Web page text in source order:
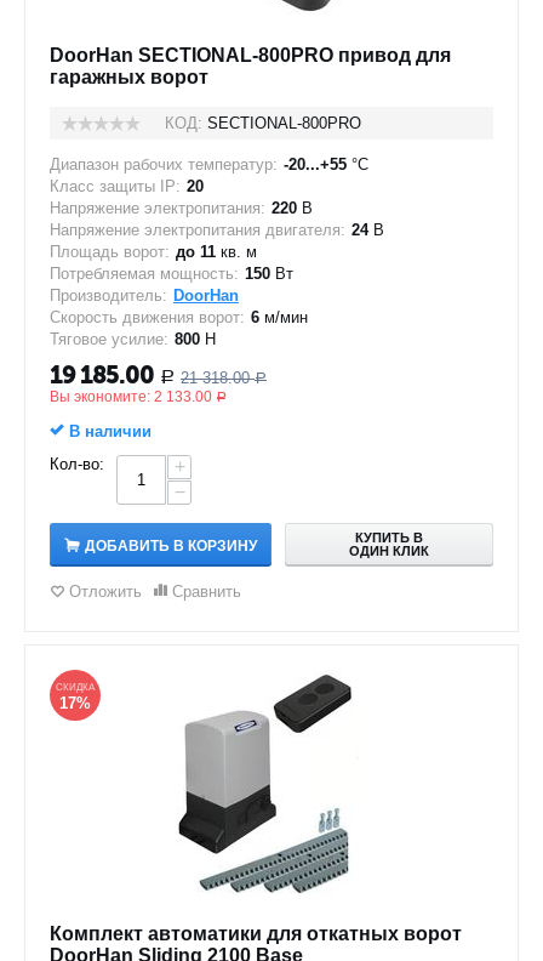
DoorHan SECTIONAL-800PRO привод для
гаражных ворот
КОД: SECTIONAL-800PRO
Диапазон рабочих температур: -20...+55 °C
Класс защиты IP: 20
Напряжение электропитания: 220 В
Напряжение электропитания двигателя: 24В
Площадь ворот: до 11 кв. м
Потребляемая мощность: 150 Вт
Производитель: DoorHan
Скорость движения ворот: 6 м/мин
Тяговое усилие: 800 Н
19 185.00 Р 21 318.00 Р
Вы экономите: 2 133.00 Р
В наличии
Кол-во:
+
−
ДОБАВИТЬ В КОРЗИНУ
КУПИТЬ В
ОДИН КЛИК
Отложить Сравнить
СКИДКА
17%
Комплект автоматики для откатных ворот
DoorHan Sliding 2100 Base